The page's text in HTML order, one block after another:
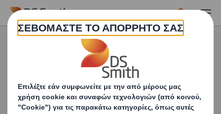
Skip to main content
Σε τι μπορούμε να βοηθήσουμε σήμερα;
Κλείσιμο